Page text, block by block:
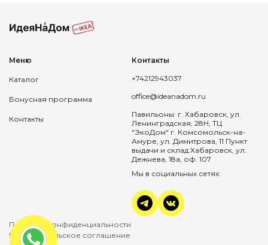
Меню
Каталог
Бонусная программа
Контакты
Контакты
+74212943037
office@ideanadom.ru
Павильоны: г. Хабаровск, ул.
Ленинградская, 28Н, ТЦ
"ЭкоДом" г. Комсомольск-на-
Амуре, ул. Димитрова, 11 Пункт
выдачи и склад:Хабаровск, ул.
Дежнева, 18а, оф. 107
Мы в социальных сетях:
Политика конфиденциальности
Пользовательское соглашение